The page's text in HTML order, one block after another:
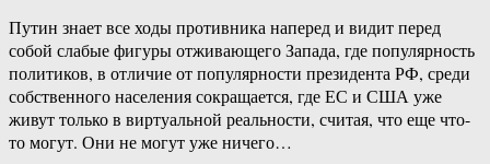
Путин знает все ходы противника наперед и видит перед
собой слабые фигуры отживающего Запада, где популярность
политиков, в отличие от популярности президента РФ, среди
собственного населения сокращается, где ЕС и США уже
живут только в виртуальной реальности, считая, что еще что-
то могут. Они не могут уже ничего…